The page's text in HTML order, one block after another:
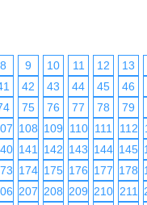
8 9 10 11 12 13
42 43 44 45 46
75 76 77 78 79
108 109 110 111 112
141 142 143 144 145
174 175 176 177 178
207 208 209 210 211